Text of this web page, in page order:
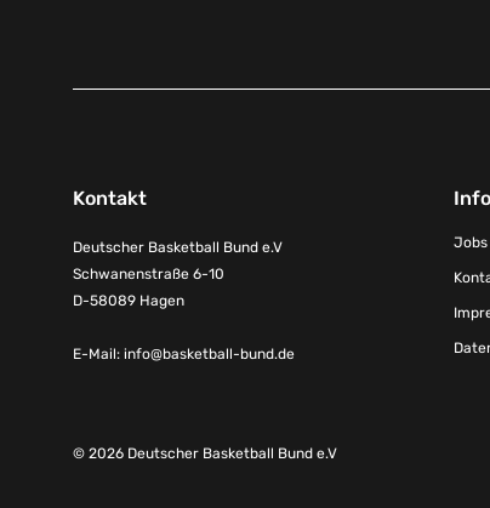
Kontakt
Deutscher Basketball Bund e.V
Schwanenstraße 6-10
D-58089 Hagen
E-Mail: info@basketball-bund.de
Jobs
© 2026 Deutscher Basketball Bund e.V